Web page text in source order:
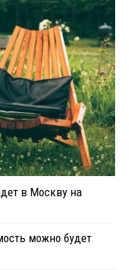
в Москву на
можно будет